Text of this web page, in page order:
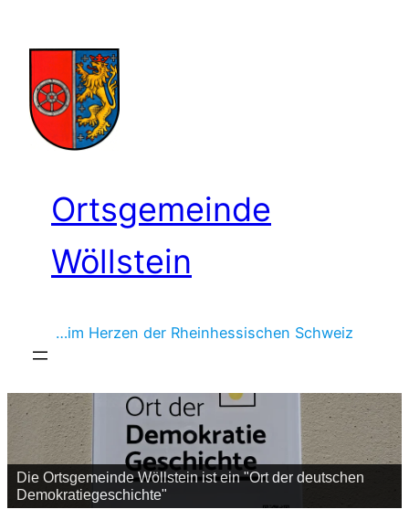
springen
Ortsgemeinde
Wöllstein
…im Herzen der Rheinhessischen Schweiz
Die Ortsgemeinde Wöllstein ist ein "Ort der deutschen
Demokratiegeschichte"